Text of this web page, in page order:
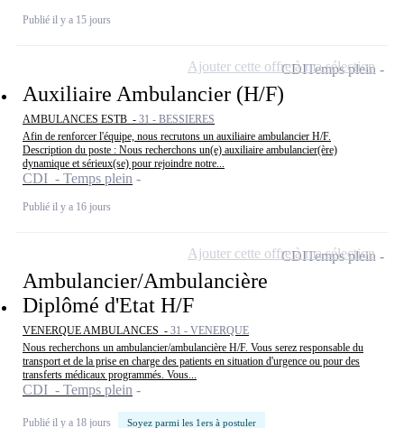
Publié il y a 15 jours
Auxiliaire Ambulancier (H/F)
AMBULANCES ESTB - 31 - BESSIERES
Afin de renforcer l'équipe, nous recrutons un auxiliaire ambulancier H/F.
Description du poste : Nous recherchons un(e) auxiliaire ambulancier(ère)
dynamique et sérieux(se) pour rejoindre notre...
CDI - Temps plein
Publié il y a 16 jours
CDITemps plein
Ajouter cette offre à ma sélection
Ambulancier/Ambulancière
Diplômé d'Etat H/F
VENERQUE AMBULANCES - 31 - VENERQUE
Nous recherchons un ambulancier/ambulancière H/F. Vous serez responsable du
transport et de la prise en charge des patients en situation d'urgence ou pour des
transferts médicaux programmés. Vous...
CDI - Temps plein
Publié il y a 18 jours Soyez parmi les 1ers à postuler
CDITemps plein
Ajouter cette offre à ma sélection